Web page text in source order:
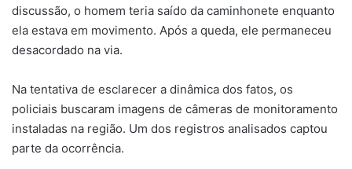
discussão, o homem teria saído da caminhonete enquanto
ela estava em movimento. Após a queda, ele permaneceu
desacordado na via.
Na tentativa de esclarecer a dinâmica dos fatos, os
policiais buscaram imagens de câmeras de monitoramento
instaladas na região. Um dos registros analisados captou
parte da ocorrência.